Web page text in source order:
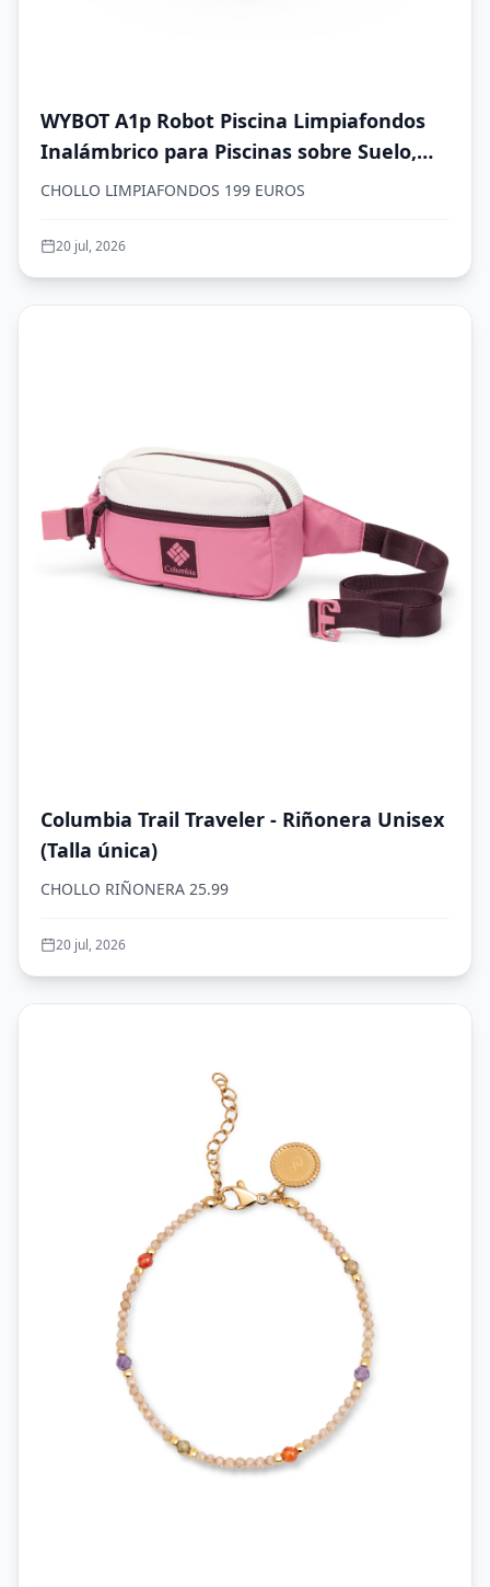
WYBOT A1p Robot Piscina Limpiafondos
Inalámbrico para Piscinas sobre Suelo,
Aspirador Automático, 120 Min
2,5h, 4 Modos,Verde Oliva
CHOLLO LIMPIAFONDOS 199 EUROS
20 jul, 2026
Columbia Trail Traveler - Riñonera Unisex
(Talla única)
CHOLLO RIÑONERA 25.99
20 jul, 2026